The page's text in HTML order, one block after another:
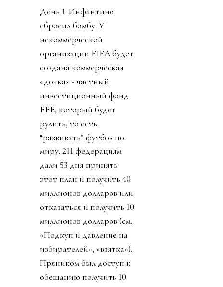
День 1. Инфантино
сбросил бомбу. У
некоммерческой
организации FIFA будет
создана коммерческая
«дочка» - частный
инвестиционный фонд
FFE, который будет
рулить, то есть
“развивать” футбол по
миру. 211 федерациям
дали 53 дня принять
этот план и получить 40
миллионов долларов или
отказаться и получить 10
миллионов долларов (см.
«Подкуп и давление на
избирателей», «взятка»).
Пряником был доступ к
обещанию получить 10